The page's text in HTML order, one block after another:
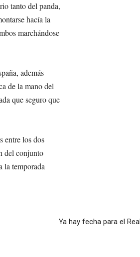
tanto del panda,
hacía la
marchándose
además
de la mano del
que seguro que
entre los dos
del conjunto
la temporada
Ya hay fecha para el